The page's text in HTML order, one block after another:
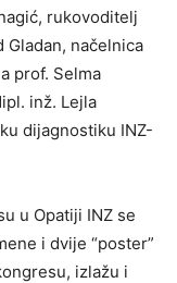
rukovoditelj
Gladan, načelnica
prof. Selma
inž. Lejla
dijagnostiku INZ-
u Opatiji INZ se
i dvije “poster”
izlažu i